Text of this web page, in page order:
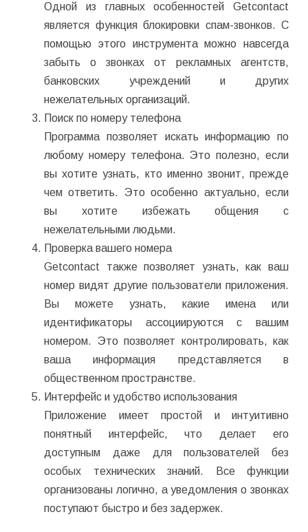
Одной из главных особенностей Getcontact
является функция блокировки спам-звонков. С
помощью этого инструмента можно навсегда
забыть о звонках от рекламных агентств,
банковских учреждений и других
нежелательных организаций.
Поиск по номеру телефона
Программа позволяет искать информацию по
любому номеру телефона. Это полезно, если
вы хотите узнать, кто именно звонит, прежде
чем ответить. Это особенно актуально, если
вы хотите избежать общения с
нежелательными людьми.
Проверка вашего номера
Getcontact также позволяет узнать, как ваш
номер видят другие пользователи приложения.
Вы можете узнать, какие имена или
идентификаторы ассоциируются с вашим
номером. Это позволяет контролировать, как
ваша информация представляется в
общественном пространстве.
Интерфейс и удобство использования
Приложение имеет простой и интуитивно
понятный интерфейс, что делает его
доступным даже для пользователей без
особых технических знаний. Все функции
организованы логично, а уведомления о звонках
поступают быстро и без задержек.